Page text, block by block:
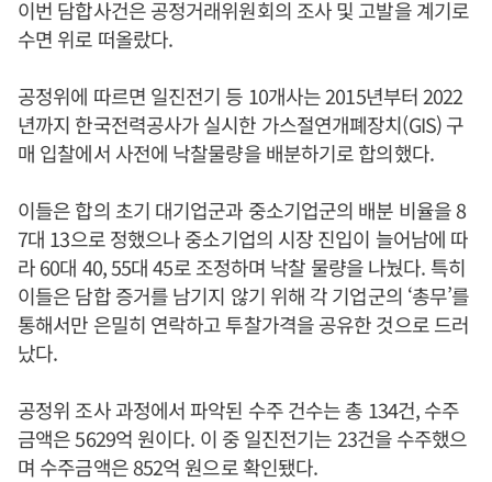
이번 담합사건은 공정거래위원회의 조사 및 고발을 계기로
수면 위로 떠올랐다.
공정위에 따르면 일진전기 등 10개사는 2015년부터 2022
년까지 한국전력공사가 실시한 가스절연개폐장치(GIS) 구
매 입찰에서 사전에 낙찰물량을 배분하기로 합의했다.
이들은 합의 초기 대기업군과 중소기업군의 배분 비율을 8
7대 13으로 정했으나 중소기업의 시장 진입이 늘어남에 따
라 60대 40, 55대 45로 조정하며 낙찰 물량을 나눴다. 특히
이들은 담합 증거를 남기지 않기 위해 각 기업군의 ‘총무’를
통해서만 은밀히 연락하고 투찰가격을 공유한 것으로 드러
났다.
공정위 조사 과정에서 파악된 수주 건수는 총 134건, 수주
금액은 5629억 원이다. 이 중 일진전기는 23건을 수주했으
며 수주금액은 852억 원으로 확인됐다.